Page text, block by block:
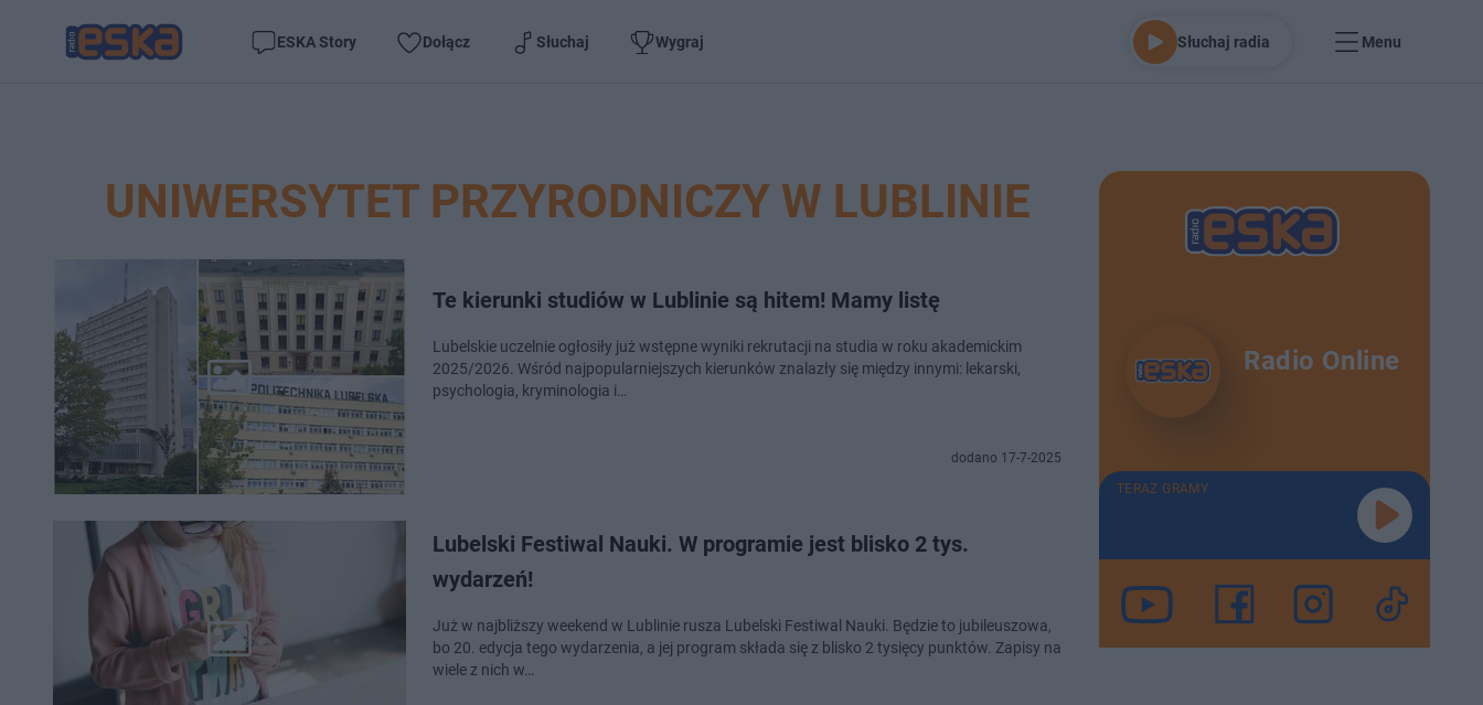
ESKA Story Dołącz Słuchaj Wygraj Słuchaj radia Menu
UNIWERSYTET PRZYRODNICZY W LUBLINIE
Te kierunki studiów w Lublinie są hitem! Mamy listę
Lubelskie uczelnie ogłosiły już wstępne wyniki rekrutacji na studia w roku akademickim
2025/2026. Wśród najpopularniejszych kierunków znalazły się między innymi: lekarski,
psychologia, kryminologia i…
dodano 17-7-2025
Lubelski Festiwal Nauki. W programie jest blisko 2 tys.
wydarzeń!
Już w najbliższy weekend w Lublinie rusza Lubelski Festiwal Nauki. Będzie to jubileuszowa,
bo 20. edycja tego wydarzenia, a jej program składa się z blisko 2 tysięcy punktów. Zapisy na
wiele z nich w…
Radio Online
TERAZ GRAMY